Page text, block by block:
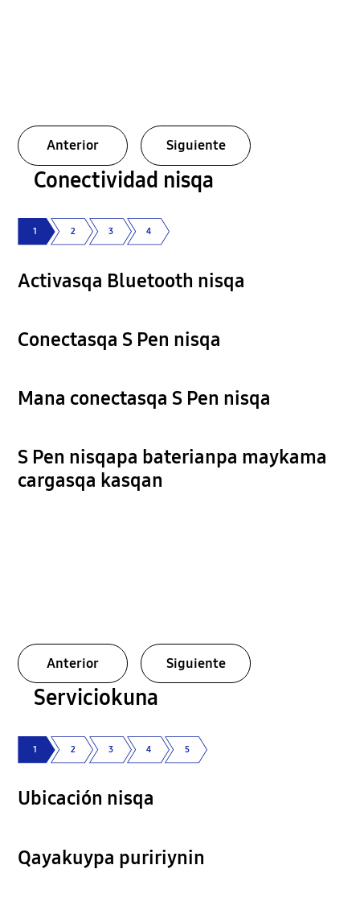
Anterior Siguiente
Conectividad nisqa
1 2 3 4
Activasqa Bluetooth nisqa
Conectasqa S Pen nisqa
Mana conectasqa S Pen nisqa
S Pen nisqapa baterianpa maykama
cargasqa kasqan
Anterior Siguiente
Serviciokuna
1 2 3 4 5
Ubicación nisqa
Qayakuypa puririynin